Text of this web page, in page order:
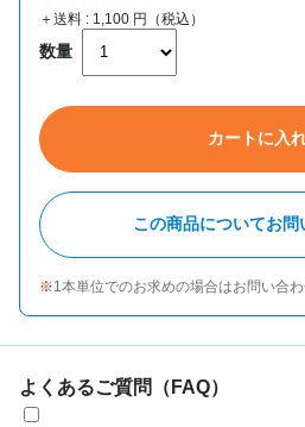
＋送料 : 1,100 円（税込）
数量
カートに入
この商品についてお問
1本単位でのお求めの場合はお問い合わ
よくあるご質問（FAQ）